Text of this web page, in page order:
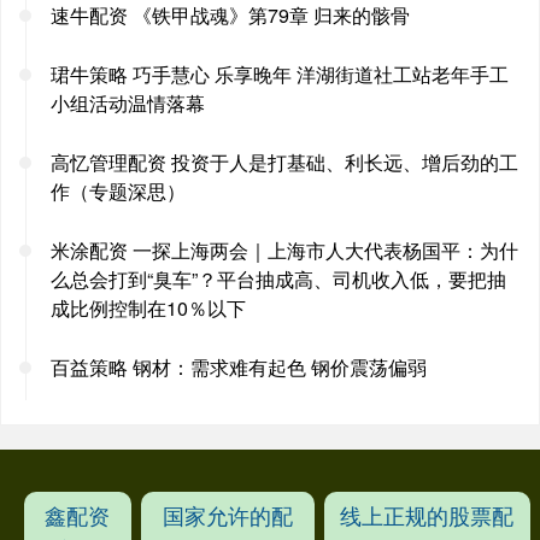
速牛配资 《铁甲战魂》第79章 归来的骸骨
珺牛策略 巧手慧心 乐享晚年 洋湖街道社工站老年手工
小组活动温情落幕
高忆管理配资 投资于人是打基础、利长远、增后劲的工
作（专题深思）
米涂配资 一探上海两会｜上海市人大代表杨国平：为什
么总会打到“臭车”？平台抽成高、司机收入低，要把抽
成比例控制在10％以下
百益策略 钢材：需求难有起色 钢价震荡偏弱
鑫配资
国家允许的配
线上正规的股票配